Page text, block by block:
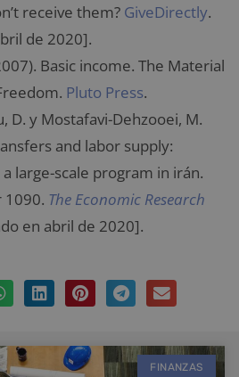
receive them? GiveDirectly.
de 2020].
Basic income. The Material
Pluto Press.
D. y Mostafavi-Dehzooei, M.
and labor supply:
large-scale program in irán.
1090. The Economic Research
en abril de 2020].
FINANZAS